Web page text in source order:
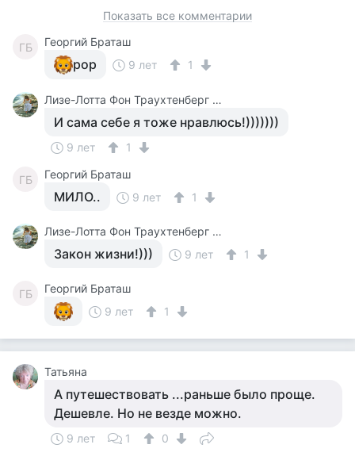
Показать все комментарии
ГБ Георгий Браташ
рор 9 лет 1
Лизе-Лотта Фон Траухтенберг ( Файнзильберминц В Девичестве)
И сама себе я тоже нравлюсь!)))))))
9 лет 1
ГБ Георгий Браташ
МИЛО.. 9 лет 1
Лизе-Лотта Фон Траухтенберг ( Файнзильберминц В Девичестве)
Закон жизни!))) 9 лет 1
ГБ
Георгий Браташ
9 лет
1
Татьяна
А путешествовать ...раньше было проще.
Дешевле. Но не везде можно.
9 лет 1 0